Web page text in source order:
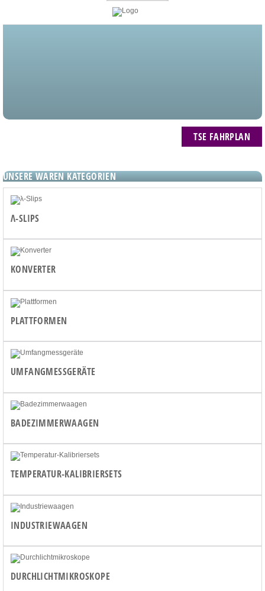
TSE FAHRPLAN
UNSERE WAREN KATEGORIEN
Λ-SLIPS
KONVERTER
PLATTFORMEN
UMFANGMESSGERÄTE
BADEZIMMERWAAGEN
TEMPERATUR-KALIBRIERSETS
INDUSTRIEWAAGEN
DURCHLICHTMIKROSKOPE